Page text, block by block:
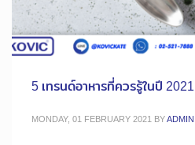
5 เทรนด์อาหารที่ควรรู้ในปี 2021
MONDAY, 01 FEBRUARY 2021 BYADMIN